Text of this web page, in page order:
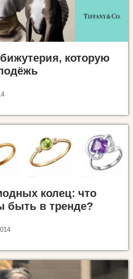
которую
колец: что
быть в тренде?